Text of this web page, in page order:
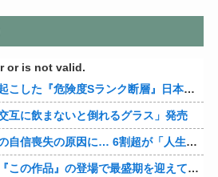
or is not valid.
【速報】熊本地震を引き起こした『危険度Sランク断層』日本のド真ん中に10カ所もあると判明
互に飲まないと倒れるグラス」発売
【警告】株式投資、男性の自信喪失の原因に… 6割超が「人生の敗者」自認
【速報】露悪系アニメ、『この作品』の登場で最盛期を迎えてしまう…